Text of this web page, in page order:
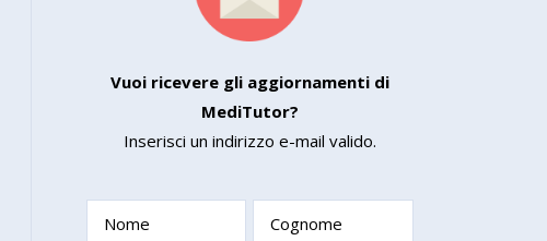
Vuoi ricevere gli aggiornamenti di
MediTutor?
Inserisci un indirizzo e-mail valido.
Nome Cognome